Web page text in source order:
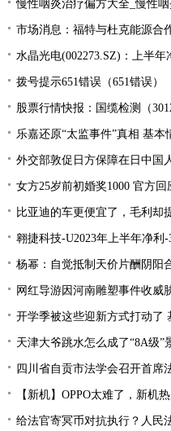
慢性咽炎治疗偏方大全_慢性
市场消息：福特与杜克能源合
水晶光电(002273.SZ)：上半
拨号提示651错误（651错误）
股票行情快报：国缆检测（
乐嘉还原“太监事件”真相 基本
外交部敦促日方保障在日中国
女方25岁前初婚奖1000 官方
比亚迪的车更便宜了，毛利却
翱捷科技-U2023年上半年净利
杨幂：自觉抵制天价片酬阴阳
网红导游因河南雕塑事件收威
开学季被这些迎新方式打动了
天津大爷跳水怎么成了“8A级”
四川省自贡市法学会召开首席
【新机】OPPO太难了，新机
给法官寄冥币对抗执行？人民